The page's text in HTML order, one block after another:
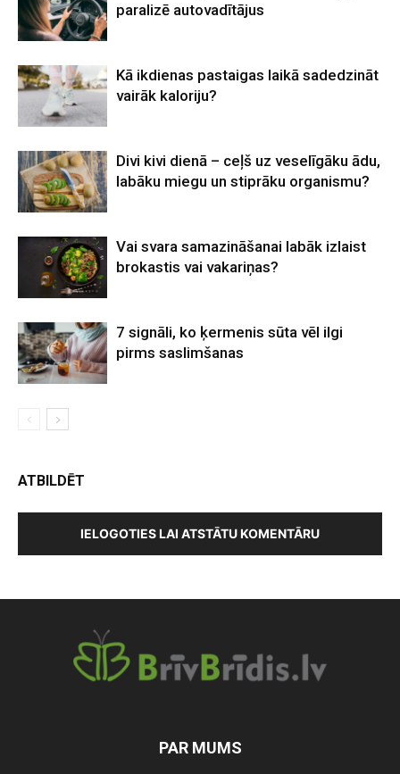
paralizē autovadītājus
Kā ikdienas pastaigas laikā sadedzināt
vairāk kaloriju?
Divi kivi dienā – ceļš uz veselīgāku ādu,
labāku miegu un stiprāku organismu?
Vai svara samazināšanai labāk izlaist
brokastis vai vakariņas?
7 signāli, ko ķermenis sūta vēl ilgi
pirms saslimšanas
ATBILDĒT
IELOGOTIES LAI ATSTĀTU KOMENTĀRU
PAR MUMS